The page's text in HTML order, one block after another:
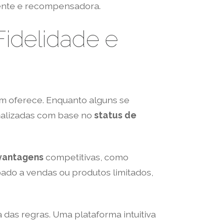
e recompensadora.
e
oferece. Enquanto alguns se
com base no status de
competitivas, como
a vendas ou produtos limitados,
regras. Uma plataforma intuitiva